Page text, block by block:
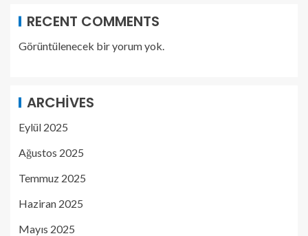
RECENT COMMENTS
Görüntülenecek bir yorum yok.
ARCHIVES
Eylül 2025
Ağustos 2025
Temmuz 2025
Haziran 2025
Mayıs 2025